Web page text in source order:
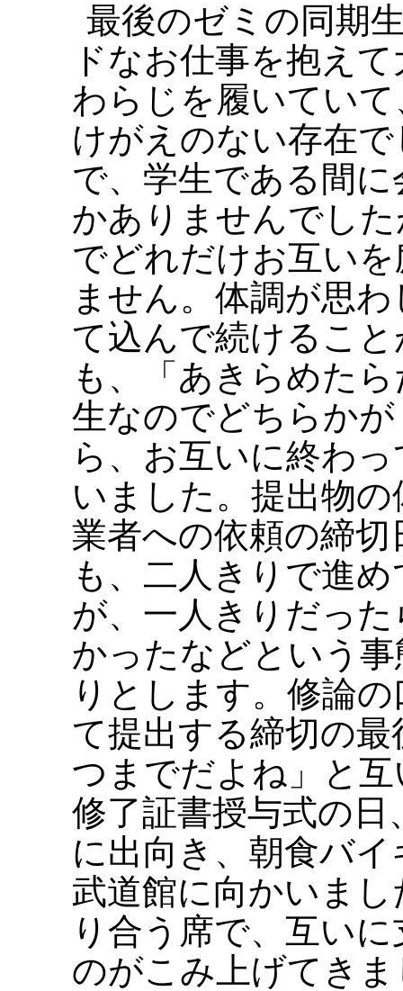
最後のゼミの同期
ドなお仕事を抱え
わらじを履いてい
けがえのない存在
で、学生である間
かありませんでし
でどれだけお互い
ません。体調が思
て込んで続けるこ
も、「あきらめた
生なのでどちらか
ら、お互いに終わ
いました。提出物
業者への依頼の締
も、二人きりで進
が、一人きりだっ
かったなどという
りとします。修論
て提出する締切の
つまでだよね」と
修了証書授与式の
に出向き、朝食バ
武道館に向かいま
り合う席で、互い
のがこみ上げてき